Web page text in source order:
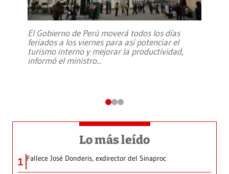
El Gobierno de Perú moverá todos los días
feriados a los viernes para así potenciar el
turismo interno y mejorar la productividad,
informó el ministro...
Lo más leído
1 Fallece José Donderis, exdirector del Sinaproc